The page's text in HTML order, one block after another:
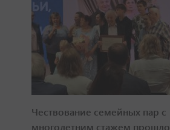
Чествование семейных пар с
многолетним стажем прошло